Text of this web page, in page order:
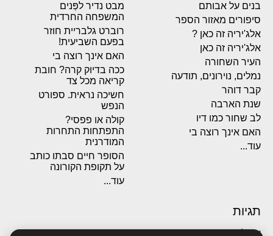
בנים על אבותם
סיפורים מאזור הספר
אלג'יריה זה כאן ?
אלג'יריה זה כאן
העיר השחורה
נמלים, נוירונים, תודעה
קבר דוהר
שנת הארבה
לב שחור כמו דיו
האם אינך רוצה בי
עוד...
מבט נדיר לפְּנים
המשפחה החרדית
רוברט גלבריית חוזר
בפעם השביעית!
האם אינך רוצה בי
ככה בדיוק קרה? חובת
קריאה מכל צד
חשיכה נראית. ספורט
הנפש
קולה או פפסי?
התפתחות התחרות
המודרנית
הסופר חיים סבתו כותב
על תקופת הקורונה
עוד...
תגיות
אבולוציה